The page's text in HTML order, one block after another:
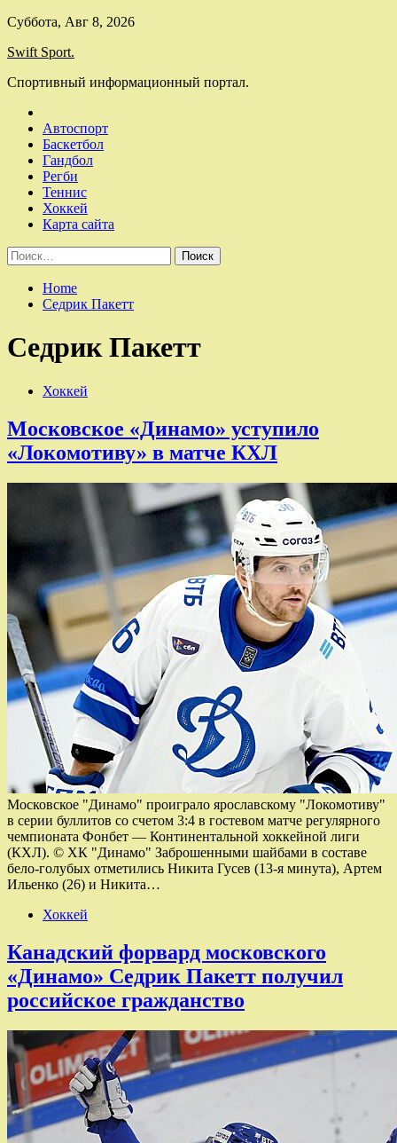
Skip
content
Суббота, Авг 8, 2026
Swift Sport.
Спортивный информационный портал.
Автоспорт
Баскетбол
Гандбол
Регби
Теннис
Хоккей
Карта сайта
Найти:
Home
Седрик Пакетт
Седрик Пакетт
Хоккей
Московское «Динамо» уступило
«Локомотиву» в матче КХЛ
Московское "Динамо" проиграло ярославскому "Локомотиву"
в серии буллитов со счетом 3:4 в гостевом матче регулярного
чемпионата Фонбет — Континентальной хоккейной лиги
(КХЛ). © ХК "Динамо" Заброшенными шайбами в составе
бело-голубых отметились Никита Гусев (13-я минута), Артем
Ильенко (26) и Никита…
Хоккей
Канадский форвард московского
«Динамо» Седрик Пакетт получил
российское гражданство